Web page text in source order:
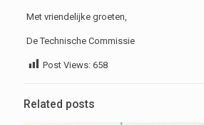
Met vriendelijke groeten,
De Technische Commissie
Post Views: 658
Related posts